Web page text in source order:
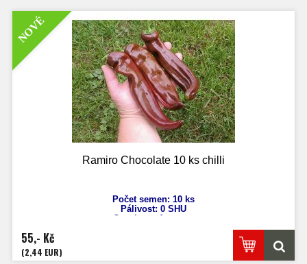
NOVÉ
Ramiro Chocolate 10 ks chilli
Počet semen: 10 ks
Pálivost: 0 SHU
Capsicum Annuum
55,- Kč
(2,44 EUR)